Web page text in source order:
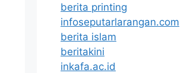
berita printing
infoseputarlarangan.com
berita islam
beritakini
inkafa.ac.id